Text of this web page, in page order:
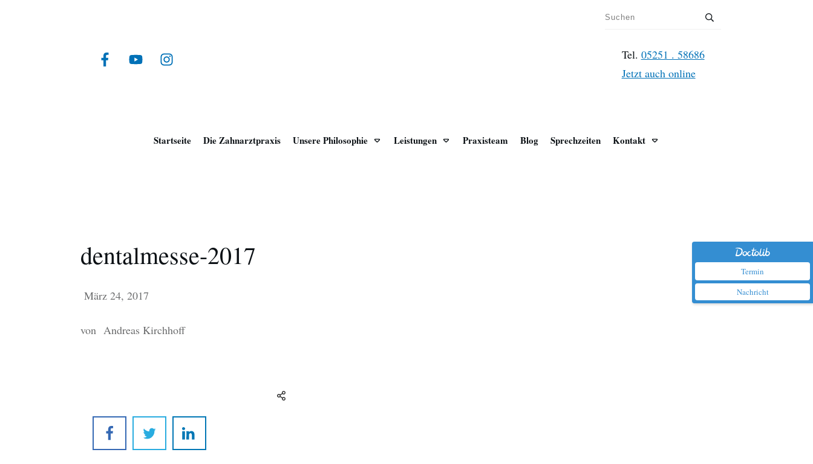
Termin
Nachricht
Tel. 05251 . 58686
Jetzt auch online
Startseite Die Zahnarztpraxis Unsere Philosophie Leistungen Praxisteam Blog Sprechzeiten Kontakt
dentalmesse-2017
März 24, 2017
von Andreas Kirchhoff